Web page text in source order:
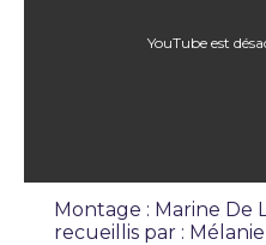
YouTube est
Montage : Marine De
recueillis par :